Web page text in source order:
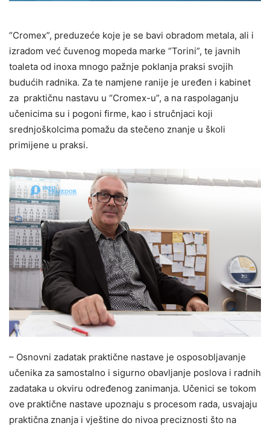
“Cromex”, preduzeće koje je se bavi obradom metala, ali i
izradom već čuvenog mopeda marke “Torini”, te javnih
toaleta od inoxa mnogo pažnje poklanja praksi svojih
budućih radnika. Za te namjene ranije je uređen i kabinet
za praktičnu nastavu u “Cromex-u”, a na raspolaganju
učenicima su i pogoni firme, kao i stručnjaci koji
srednjoškolcima pomažu da stečeno znanje u školi
primijene u praksi.
– Osnovni zadatak praktične nastave je osposobljavanje
učenika za samostalno i sigurno obavljanje poslova i radnih
zadataka u okviru određenog zanimanja. Učenici se tokom
ove praktične nastave upoznaju s procesom rada, usvajaju
praktična znanja i vještine do nivoa preciznosti što na